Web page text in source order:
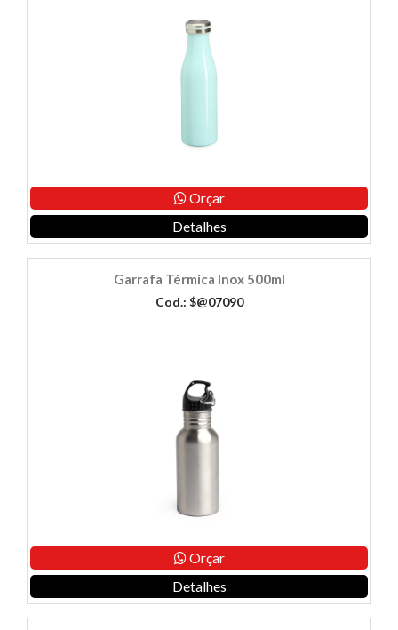
Orçar
Detalhes
Garrafa Térmica Inox 500ml
Cod.: $@07090
Orçar
Detalhes